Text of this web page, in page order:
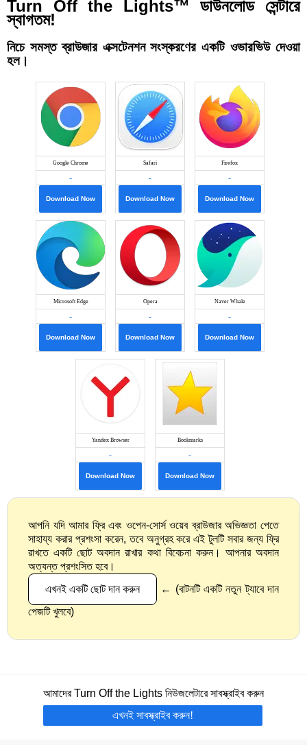
Turn Off the Lights™ ডাউনলোড সেন্টারে
স্বাগতম!
নিচে সমস্ত ব্রাউজার এক্সটেনশন সংস্করণের একটি ওভারভিউ দেওয়া
হল।
Google Chrome
-
Download Now
Safari
-
Download Now
Firefox
-
Download Now
Microsoft Edge
-
Download Now
Opera
-
Download Now
Naver Whale
-
Download Now
Yandex Browser
-
Download Now
Bookmarks
-
Download Now
আপনি যদি আমার ফ্রি এবং ওপেন-সোর্স ওয়েব ব্রাউজার অভিজ্ঞতা পেতে
সাহায্য করার প্রশংসা করেন, তবে অনুগ্রহ করে এই টুলটি সবার জন্য ফ্রি
রাখতে একটি ছোট অবদান রাখার কথা বিবেচনা করুন। আপনার অবদান
অত্যন্ত প্রশংসিত হবে।
এখনই একটি ছোট দান করুন
← (বাটনটি একটি নতুন ট্যাবে দান
পেজটি খুলবে)
আমাদের Turn Off the Lights নিউজলেটারে সাবস্ক্রাইব করুন
এখনই সাবস্ক্রাইব করুন!